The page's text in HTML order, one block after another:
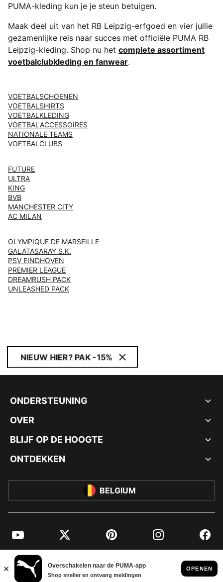
PUMA-kleding kun je je steun betuigen.
Maak deel uit van het RB Leipzig-erfgoed en vier jullie
gezamenlijke reis naar succes met officiële PUMA RB
Leipzig-kleding. Shop nu het complete assortiment
voetbalclubkleding en fanwear.
VOETBALSCHOENEN
VOETBALSHIRTS
VOETBALKLEDING
VOETBALACCESSOIRES
NATIONALE TEAMS
VOETBALCLUBS
FUTURE
ULTRA
KING
BVB
MANCHESTER CITY
AC MILAN
OLYMPIQUE DE MARSEILLE
GALATASARAY S.K.
PSV EINDHOVEN
PREMIER LEAGUE
DREAMRUSH PACK
UNLEASHED PACK
NIEUW HIER? PAK -15%
ONDERSTEUNING
OVER
BLIJF OP DE HOOGTE
ONTDEKKEN
BELGIUM
YouTube Twitter Pinterest Instagram
© PUMA EUROPE GMBH, 2026. ALLE RECHTEN VOORBEHOUDEN
BEDRIJFSGEGEVENS EN JURIDISCHE GEGEVENS